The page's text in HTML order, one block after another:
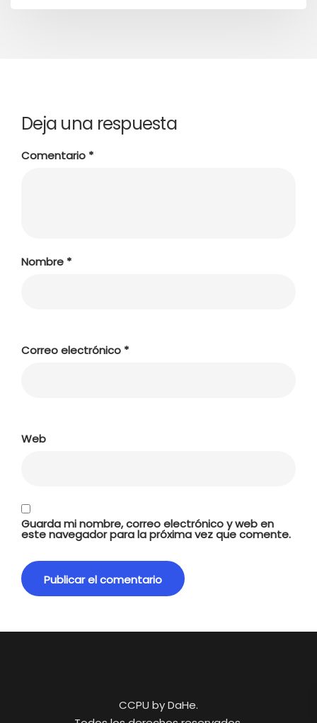
Deja una respuesta
Comentario *
Nombre *
Correo electrónico *
Web
Guarda mi nombre, correo electrónico y web en
este navegador para la próxima vez que comente.
CCPU by DaHe.